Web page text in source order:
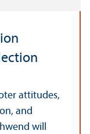
attitudes,
and
will